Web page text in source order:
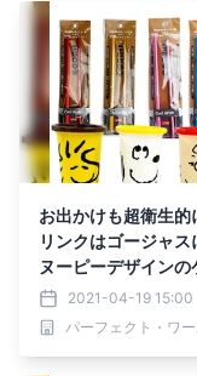
お出かけも超衛生的
リンクはゴージャス
ヌーピーデザインの
付きアルミ製ストロ
色。
2021-04-19 15:00